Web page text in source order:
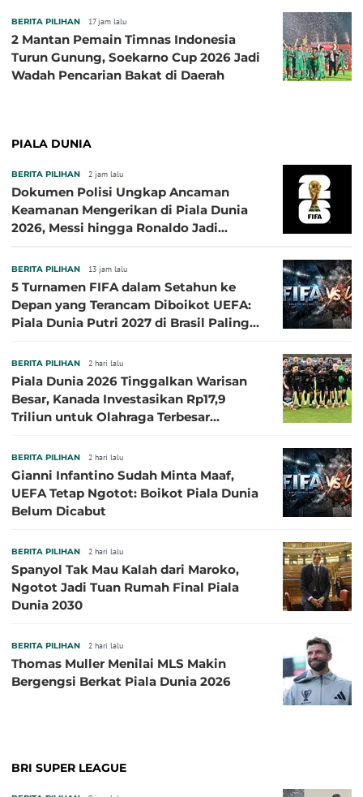
BERITA PILIHAN 17 jam lalu
2 Mantan Pemain Timnas Indonesia
Turun Gunung, Soekarno Cup 2026 Jadi
Wadah Pencarian Bakat di Daerah
PIALA DUNIA
BERITA PILIHAN 2 jam lalu
Dokumen Polisi Ungkap Ancaman
Keamanan Mengerikan di Piala Dunia
2026, Messi hingga Ronaldo Jadi
BERITA PILIHAN 13 jam lalu
5 Turnamen FIFA dalam Setahun ke
Depan yang Terancam Diboikot UEFA:
Piala Dunia Putri 2027 di Brasil Paling
BERITA PILIHAN 2 hari lalu
Piala Dunia 2026 Tinggalkan Warisan
Besar, Kanada Investasikan Rp17,9
Triliun untuk Olahraga Terbesar
BERITA PILIHAN 2 hari lalu
Gianni Infantino Sudah Minta Maaf,
UEFA Tetap Ngotot: Boikot Piala Dunia
Belum Dicabut
BERITA PILIHAN 2 hari lalu
Spanyol Tak Mau Kalah dari Maroko,
Ngotot Jadi Tuan Rumah Final Piala
Dunia 2030
BERITA PILIHAN 2 hari lalu
Thomas Muller Menilai MLS Makin
Bergengsi Berkat Piala Dunia 2026
BRI SUPER LEAGUE